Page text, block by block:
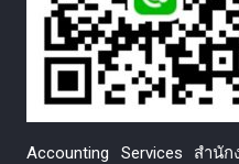
Accounting Services สำ